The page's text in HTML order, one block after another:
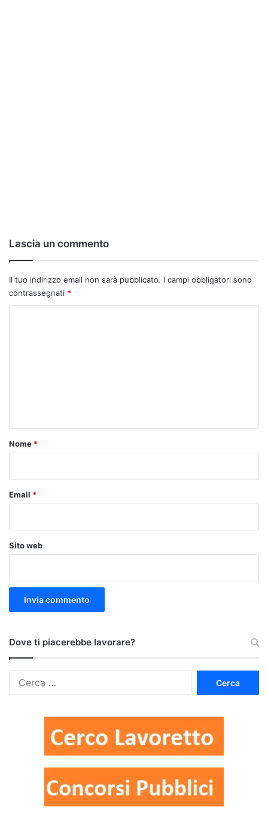
Lascia un commento
Il tuo indirizzo email non sarà pubblicato. I campi obbligatori sono
contrassegnati *
o
Nome *
Email *
Sito web
Dove ti piacerebbe lavorare?